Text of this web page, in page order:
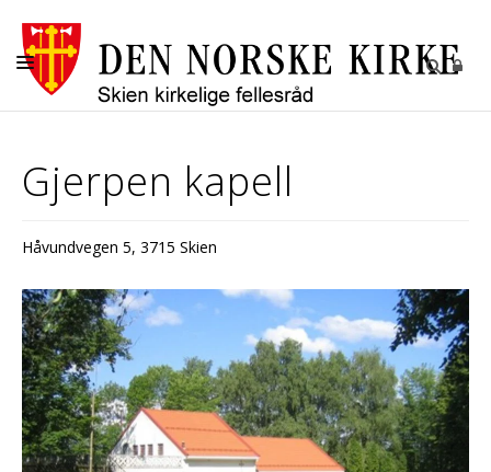
KIRKER
GRAVPLASSMYNDIGHETEN I SKIEN
OM OSS
Gjerpen kapell
Håvundvegen 5, 3715 Skien